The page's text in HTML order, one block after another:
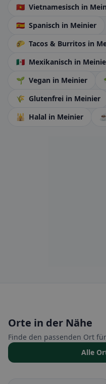
🇻🇳 Vietnamesisch in
🇪🇸 Spanisch in Meinier
🌮 Tacos & Burritos in
🇲🇽 Mexikanisch in
🌱 Vegan in Meinier
🌾 Glutenfrei in Meinier
🕌 Halal in Meinier
Orte in der Nähe
Finde den passenden Ort
Alle